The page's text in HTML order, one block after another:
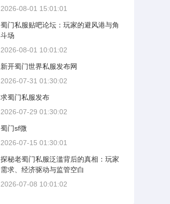
2026-08-01 15:01:01
蜀门私服贴吧论坛：玩家的避风港与角
斗场
2026-08-01 10:01:02
新开蜀门世界私服发布网
2026-07-31 01:30:02
求蜀门私服发布
2026-07-29 01:30:02
蜀门sf微
2026-07-15 01:30:01
探秘老蜀门私服泛滥背后的真相：玩家
需求、经济驱动与监管空白
2026-07-08 10:01:02